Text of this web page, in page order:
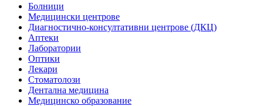
Болници
Медицински центрове
Диагностично-консултативни центрове (ДКЦ)
Аптеки
Лаборатории
Оптики
Лекари
Стоматолози
Дентална медицина
Медицинско образование